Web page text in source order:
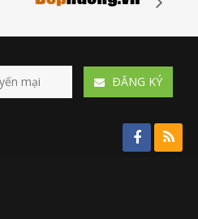
ÐĂNG KÝ